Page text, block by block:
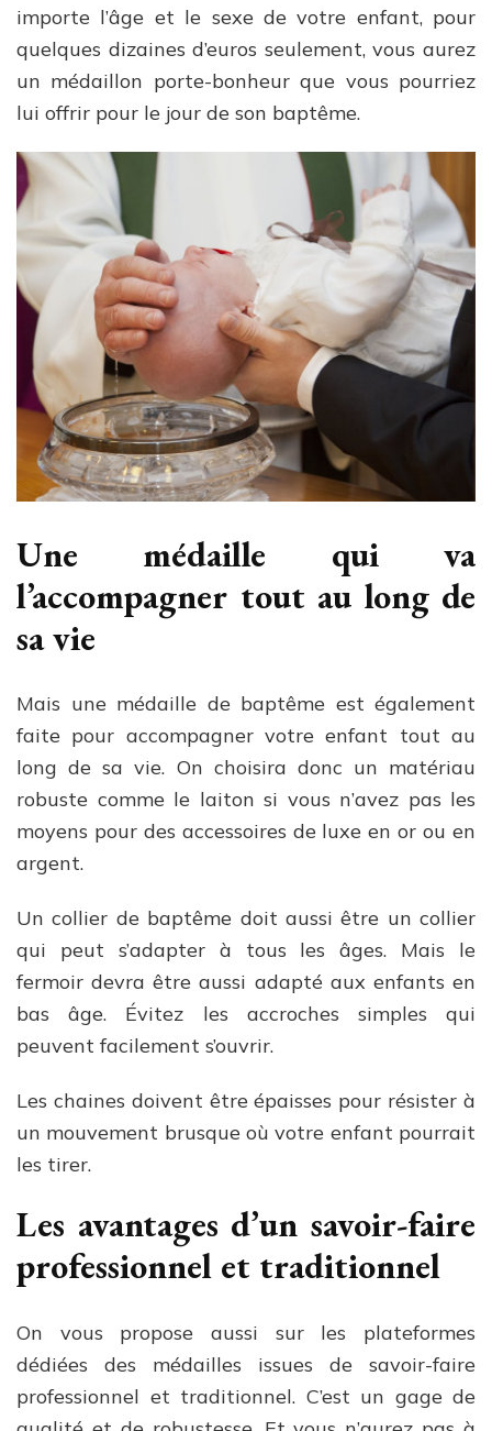
importe l’âge et le sexe de votre enfant, pour
quelques dizaines d’euros seulement, vous aurez
un médaillon porte-bonheur que vous pourriez
lui offrir pour le jour de son baptême.
Une médaille qui va
l’accompagner tout au long de
sa vie
Mais une médaille de baptême est également
faite pour accompagner votre enfant tout au
long de sa vie. On choisira donc un matériau
robuste comme le laiton si vous n’avez pas les
moyens pour des accessoires de luxe en or ou en
argent.
Un collier de baptême doit aussi être un collier
qui peut s’adapter à tous les âges. Mais le
fermoir devra être aussi adapté aux enfants en
bas âge. Évitez les accroches simples qui
peuvent facilement s’ouvrir.
Les chaines doivent être épaisses pour résister à
un mouvement brusque où votre enfant pourrait
les tirer.
Les avantages d’un savoir-faire
professionnel et traditionnel
On vous propose aussi sur les plateformes
dédiées des médailles issues de savoir-faire
professionnel et traditionnel. C’est un gage de